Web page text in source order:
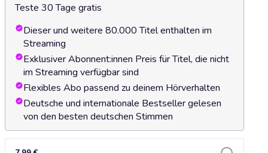
Teste 30 Tage gratis
Dieser und weitere 80.000 Titel enthalten im
Streaming
Exklusiver Abonnent:innen Preis für Titel, die nicht
im Streaming verfügbar sind
Flexibles Abo passend zu deinem Hörverhalten
Deutsche und internationale Bestseller gelesen
von den besten deutschen Stimmen